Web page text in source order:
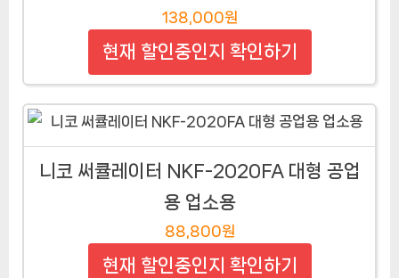
138,000원
현재 할인중인지 확인하기
니코 써큘레이터 NKF-2020FA 대형 공업
용 업소용
88,800원
현재 할인중인지 확인하기